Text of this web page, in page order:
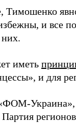
Тимошенко
и все
иметь
и для
Украина»,